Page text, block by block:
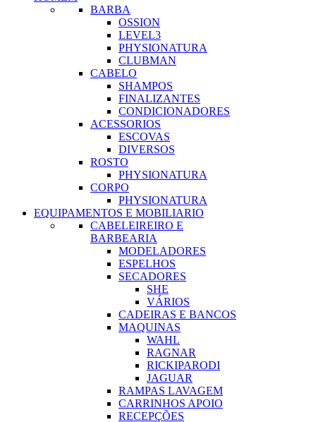
BARBA
OSSION
LEVEL3
PHYSIONATURA
CLUBMAN
CABELO
SHAMPOS
FINALIZANTES
CONDICIONADORES
ACESSORIOS
ESCOVAS
DIVERSOS
ROSTO
PHYSIONATURA
CORPO
PHYSIONATURA
EQUIPAMENTOS E MOBILIARIO
CABELEIREIRO E
BARBEARIA
MODELADORES
ESPELHOS
SECADORES
SHE
VÁRIOS
CADEIRAS E BANCOS
MAQUINAS
WAHL
RAGNAR
RICKIPARODI
JAGUAR
RAMPAS LAVAGEM
CARRINHOS APOIO
RECEPÇÕES